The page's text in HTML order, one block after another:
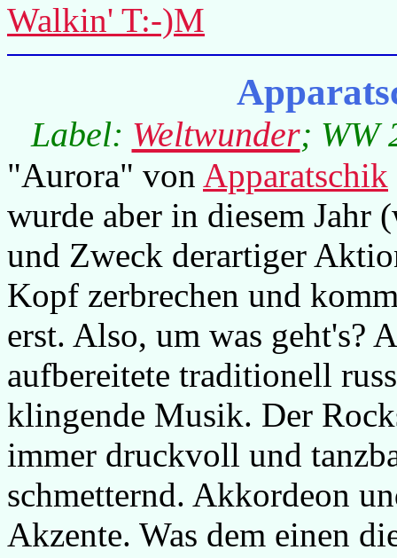
Walkin' T:-)M
Label: Weltwunder; WW
"Aurora" von Apparatschik
wurde aber in diesem
und Zweck derartiger
Kopf zerbrechen und
erst. Also, um was geht's?
aufbereitete traditionell
klingende Musik. Der
immer druckvoll und
schmetternd. Akkordeon
Akzente. Was dem einen